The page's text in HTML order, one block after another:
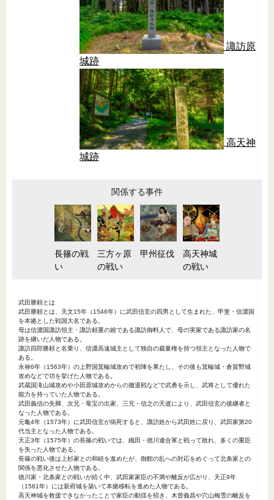
諏訪原
城跡
高天神
城跡
関係する事件
長篠の戦
い
三方ヶ原
の戦い
甲州征伐
高天神城
の戦い
武田勝頼とは
武田勝頼とは、天文15年（1546年）に武田信玄の四男として生まれた、甲斐・信濃国
を本拠とした戦国大名である。
母は信濃国諏訪領主・諏訪頼重の娘である諏訪御料人で、母の実家である諏訪家の名
跡を継いだ人物である。
諏訪四郎勝頼と名乗り、信濃高遠城主として独自の裁量権を持つ領主となった人物で
ある。
永禄6年（1563年）の上野国箕輪城攻めで初陣を果たし、その後も箕輪城・倉賀野城
攻めなどで功を挙げた人物である。
武蔵国滝山城攻めや小田原城攻めからの撤退戦などで武勇を示し、武将として優れた
能力を持っていた人物である。
武田義信の失脚、次兄・竜宝の出家、三兄・信之の夭逝により、武田信玄の後継者と
なった人物である。
元亀4年（1573年）に武田信玄が病死すると、諏訪姓から武田姓に戻り、武田家第20
代当主となった人物である。
天正3年（1575年）の長篠の戦いでは、織田・徳川連合軍と戦って敗れ、多くの重臣
を失った人物である。
長篠の戦い後は上杉家との和睦を進めたが、御館の乱への対応をめぐって北条家との
関係を悪化させた人物である。
徳川家・北条家との戦いが続く中、武田家家臣の不満や離反が広がり、天正9年
（1581年）には新府城を築いて本拠移転を進めた人物である。
高天神城を救援できなかったことで家臣の動揺を招き、木曾義昌や穴山梅雪の離反を